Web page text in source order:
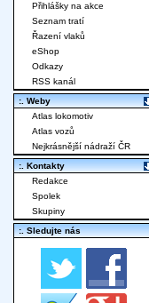
Přihlášky na akce
Seznam tratí
Řazení vlaků
eShop
Odkazy
RSS kanál
:. Weby
Atlas lokomotiv
Atlas vozů
Nejkrásnější nádraží ČR
:. Kontakty
Redakce
Spolek
Skupiny
:. Sledujte nás